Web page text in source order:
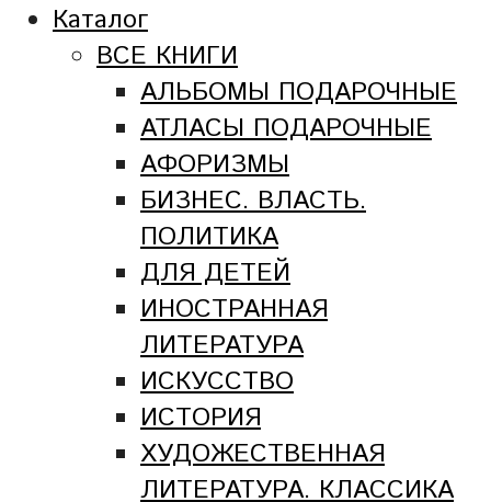
Каталог
ВСЕ КНИГИ
АЛЬБОМЫ ПОДАРОЧНЫЕ
АТЛАСЫ ПОДАРОЧНЫЕ
АФОРИЗМЫ
БИЗНЕС. ВЛАСТЬ.
ПОЛИТИКА
ДЛЯ ДЕТЕЙ
ИНОСТРАННАЯ
ЛИТЕРАТУРА
ИСКУССТВО
ИСТОРИЯ
ХУДОЖЕСТВЕННАЯ
ЛИТЕРАТУРА. КЛАССИКА